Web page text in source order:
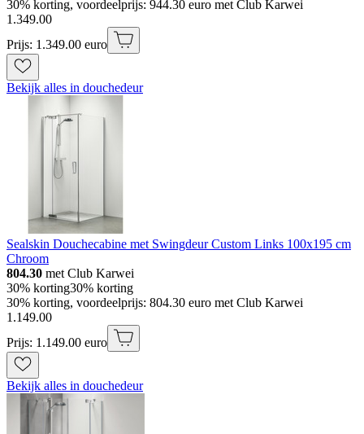
30% korting, voordeelprijs: 944.30 euro met Club Karwei
1 .349.00
Prijs: 1.349.00 euro
Bekijk alles in douchedeur
Sealskin Douchecabine met Swingdeur Custom Links 100x195 cm
Chroom
804.30 met Club Karwei
30% korting30% korting
30% korting, voordeelprijs: 804.30 euro met Club Karwei
1 .149.00
Prijs: 1.149.00 euro
Bekijk alles in douchedeur